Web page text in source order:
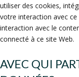
utiliser des cookies,
votre interaction avec
interaction avec le
connecté à ce site Web.
AVEC QUI